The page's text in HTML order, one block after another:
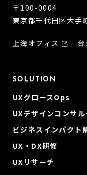
〒100-0004
東京都千代田区大
上海オフィス 台
SOLUTION
UXグロースOps
UXデザインコンサル
ビジネスインパクト
UX・DX研修
UXリサーチ